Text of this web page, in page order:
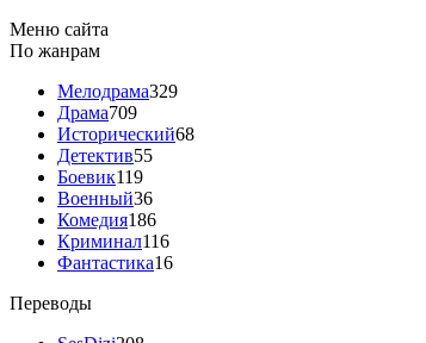
Меню сайта
По жанрам
Мелодрама329
Драма709
Исторический68
Детектив55
Боевик119
Военный36
Комедия186
Криминал116
Фантастика16
Переводы